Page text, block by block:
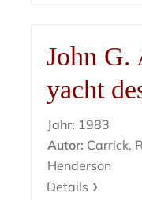
John G.
yacht
Jahr: 1983
Autor: Carrick,
Henderson
Details